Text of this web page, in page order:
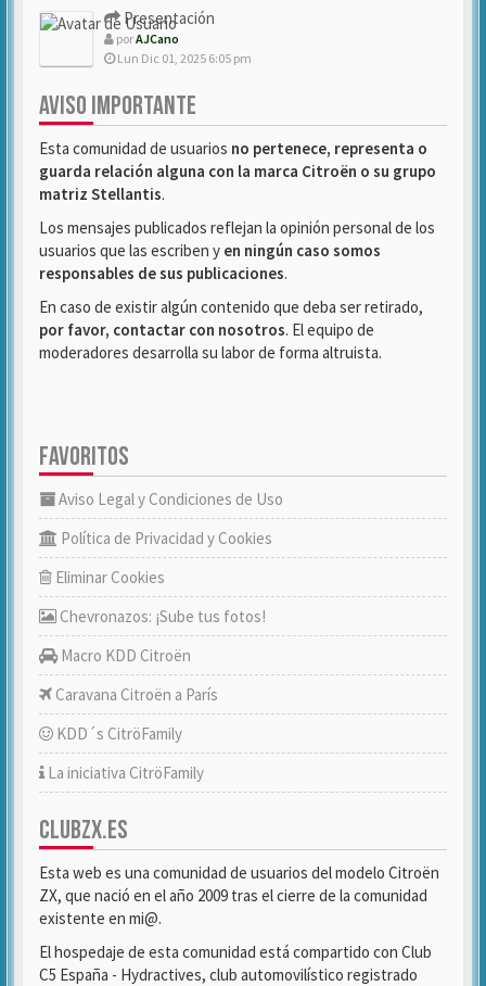
Presentación
porAJCano
Lun Dic 01, 2025 6:05 pm
AVISO IMPORTANTE
Esta comunidad de usuarios no pertenece, representa o
guarda relación alguna con la marca Citroën o su grupo
matriz Stellantis.
Los mensajes publicados reflejan la opinión personal de los
usuarios que las escriben y en ningún caso somos
responsables de sus publicaciones.
En caso de existir algún contenido que deba ser retirado,
por favor, contactar con nosotros. El equipo de
moderadores desarrolla su labor de forma altruista.
FAVORITOS
Aviso Legal y Condiciones de Uso
Política de Privacidad y Cookies
Eliminar Cookies
Chevronazos: ¡Sube tus fotos!
Macro KDD Citroën
Caravana Citroën a París
KDD´s CitröFamily
La iniciativa CitröFamily
CLUBZX.ES
Esta web es una comunidad de usuarios del modelo Citroën
ZX, que nació en el año 2009 tras el cierre de la comunidad
existente en mi@.
El hospedaje de esta comunidad está compartido con Club
C5 España - Hydractives, club automovilístico registrado